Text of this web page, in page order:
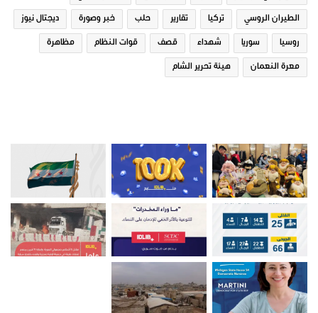
الطيران الروسي تركيا تقارير حلب خبر وصورة ديجتال نيوز
روسيا سوريا شهداء قصف قوات النظام مظاهرة
معرة النعمان هيئة تحرير الشام